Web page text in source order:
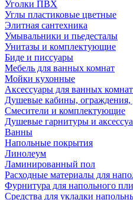
Уголки ПВХ
Углы пластиковые цветные
Элитная сантехника
Умывальники и пьедесталы
Унитазы и комплектующие
Биде и писсуары
Мебель для ванных комнат
Мойки кухонные
Аксессуары для ванных комнат
Душевые кабины,
Смесители и комплектующие
Душевые гарнитуры и
Ванны
Напольные покрытия
Линолеум
Ламинированный пол
Расходные материалы для
Фурнитура для напольного
Средства для укладки